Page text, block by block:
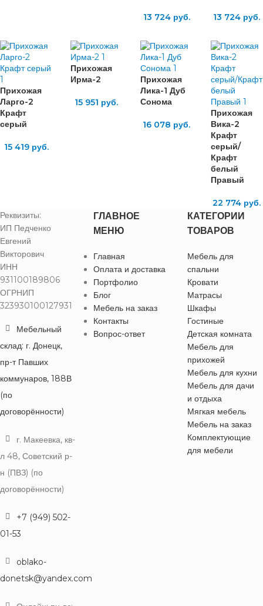
13 724руб. 13 724 руб.
Прихожая
Ларго-2
Крафт
серый
15 419руб.
Прихожая
Ирма-2
15 951 руб.
Прихожая
Лика-1 Дуб
Сонома
16 078 руб.
Прихожая
Вика-2
Крафт
серый/
Крафт
белый
Правый
22 774 руб.
Реквизиты:
ИП Педченко
Евгений
Викторович
ИНН
931100189806
ОГРНИП
323930100127931
Мебельный
склад: г. Донецк,
пр-т Павших
коммунаров, 188В
(по
договорённости)
г. Макеевка, кв-
л 48, Советский р-
н (ПВЗ) (по
договорённости)
+7 (949) 502-
01-53
oblako-
donetsk@yandex.com
ГЛАВНОЕ
МЕНЮ
Главная
Оплата и доставка
Портфолио
Блог
Мебель на заказ
Контакты
Вопрос-ответ
КАТЕГОРИИ
ТОВАРОВ
Мебель для
спальни
Кровати
Матрасы
Шкафы
Гостиные
Детская комната
Мебель для
прихожей
Мебель для кухни
Мебель для дачи
и отдыха
Мягкая мебель
Мебель на заказ
Комплектующие
для мебели